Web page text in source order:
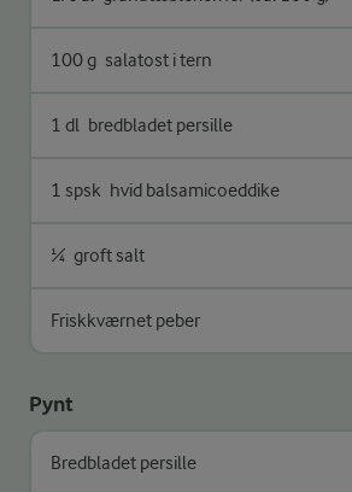
100 g salatost i tern
1 dl bredbladet persille
1 spsk hvid balsamicoeddike
¼ groft salt
Friskkværnet peber
Pynt
Bredbladet persille